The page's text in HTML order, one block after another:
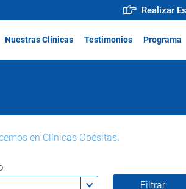
Realizar
Nuestras Clínicas Testimonios Programa
en Clínicas Obésitas.